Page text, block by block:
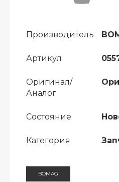
Производитель
Артикул
Оригинал/
Аналог
Состояние
Категория
BOMAG